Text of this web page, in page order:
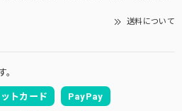
送料について
。
トカード PayPay